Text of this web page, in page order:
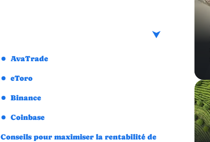
AvaTrade
eToro
Binance
Coinbase
Conseils pour maximiser la rentabilité de